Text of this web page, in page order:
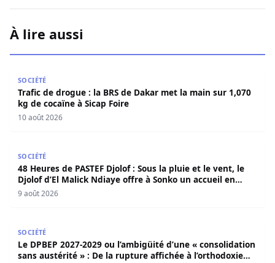
À lire aussi
SOCIÉTÉ
Trafic de drogue : la BRS de Dakar met la main sur 1,070
kg de cocaïne à Sicap Foire
10 août 2026
SOCIÉTÉ
48 Heures de PASTEF Djolof : Sous la pluie et le vent, le
Djolof d’El Malick Ndiaye offre à Sonko un accueil en
apothéose
9 août 2026
SOCIÉTÉ
Le DPBEP 2027-2029 ou l’ambigüité d’une « consolidation
sans austérité » : De la rupture affichée à l’orthodoxie